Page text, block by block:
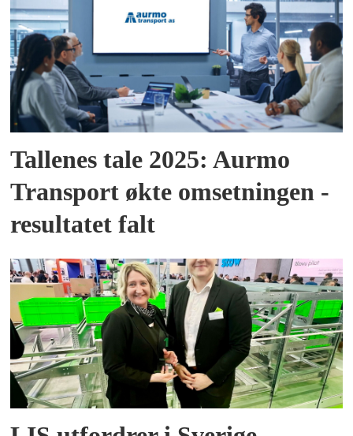
Tallenes tale 2025: Aurmo
Transport økte omsetningen -
resultatet falt